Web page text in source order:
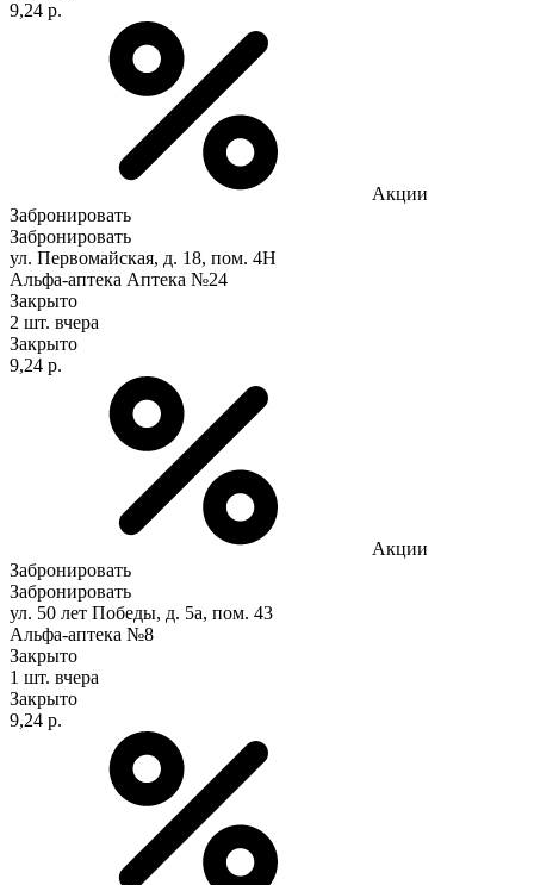
9,24 р.
Акции
Забронировать
Забронировать
ул. Первомайская, д. 18, пом. 4Н
Альфа-аптека Аптека №24
Закрыто
2 шт. вчера
Закрыто
9,24 р.
Акции
Забронировать
Забронировать
ул. 50 лет Победы, д. 5а, пом. 43
Альфа-аптека №8
Закрыто
1 шт. вчера
Закрыто
9,24 р.